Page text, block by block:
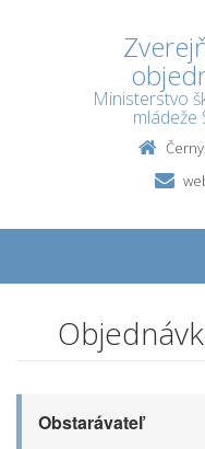
Ministerstvo
mládeže
Obstarávateľ